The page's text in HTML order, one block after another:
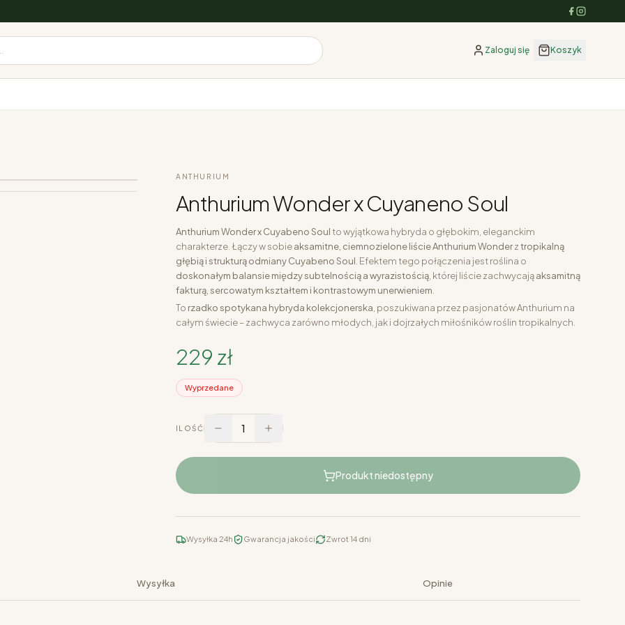
Zaloguj się Koszyk
ANTHURIUM
Anthurium Wonder x Cuyaneno Soul
Anthurium Wonder x Cuyabeno Soul to wyjątkowa hybryda o głębokim, eleganckim
charakterze. Łączy w sobieaksamitne, ciemnozielone liście Anthurium Wonderztropikalną
głębią i strukturą odmiany Cuyabeno Soul . Efektem tego połączenia jest roślina o
doskonałym balansie między subtelnością a wyrazistością , której liście zachwycająaksamitną
fakturą, sercowatym kształtem i kontrastowym unerwieniem
To rzadko spotykana hybryda kolekcjonerska , poszukiwana przez pasjonatów Anthurium na
całym świecie – zachwyca zarówno młodych, jak i dojrzałych miłośników roślin tropikalnych.
229 zł
Wyprzedane
ILOŚĆ 1
Produkt niedostępny
Wysyłka 24h Gwarancja jakości Zwrot 14 dni
Wysyłka Opinie